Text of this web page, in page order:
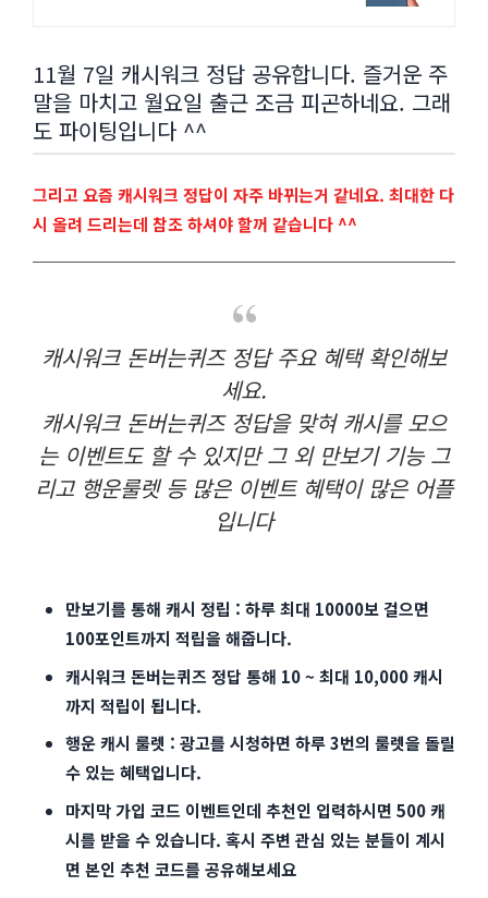
11월 7일 캐시워크 정답 공유합니다. 즐거운 주
말을 마치고 월요일 출근 조금 피곤하네요. 그래
도 파이팅입니다 ^^
그리고 요즘 캐시워크 정답이 자주 바뀌는거 같네요. 최대한 다
시 올려 드리는데 참조 하셔야 할꺼 같습니다 ^^
캐시워크 돈버는퀴즈 정답 주요 혜택 확인해보
세요.
캐시워크 돈버는퀴즈 정답을 맞혀 캐시를 모으
는 이벤트도 할 수 있지만 그 외 만보기 기능 그
리고 행운룰렛 등 많은 이벤트 혜택이 많은 어플
입니다
만보기를 통해 캐시 정립 : 하루 최대 10000보 걸으면
100포인트까지 적립을 해줍니다.
캐시워크 돈버는퀴즈 정답 통해 10 ~ 최대 10,000 캐시
까지 적립이 됩니다.
행운 캐시 룰렛 : 광고를 시청하면 하루 3번의 룰렛을 돌릴
수 있는 혜택입니다.
마지막 가입 코드 이벤트인데 추천인 입력하시면 500 캐
시를 받을 수 있습니다. 혹시 주변 관심 있는 분들이 계시
면 본인 추천 코드를 공유해보세요